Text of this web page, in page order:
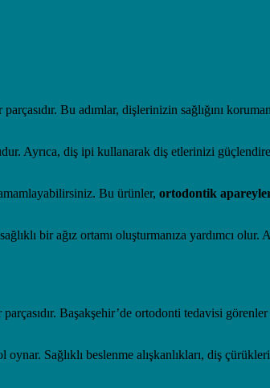
Bu adımlar, dişlerinizin sağlığını
Ayrıca, diş ipi kullanarak diş etlerinizi
Bu ürünler, ortodontik
bir ağız ortamı oluşturmanıza yardımcı
Başakşehir’de ortodonti tedavisi
Sağlıklı beslenme alışkanlıkları, diş